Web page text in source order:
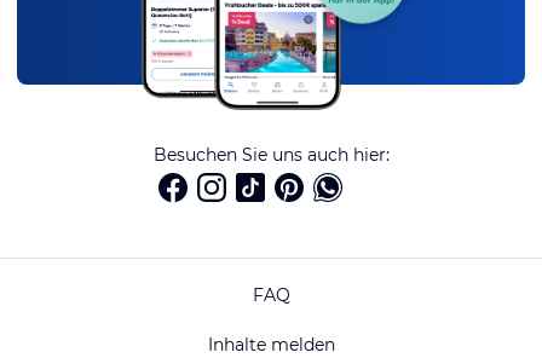
Besuchen Sie uns auch hier:
FAQ
Inhalte melden